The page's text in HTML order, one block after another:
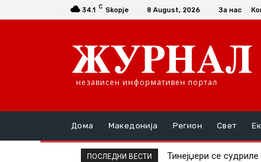
34.1 C Skopje 8 August, 2026 За нас
независен информативен портал
Дома Македонија Регион Свет
ПОСЛЕДНИ ВЕСТИ Тинејџери се
Со автоматска